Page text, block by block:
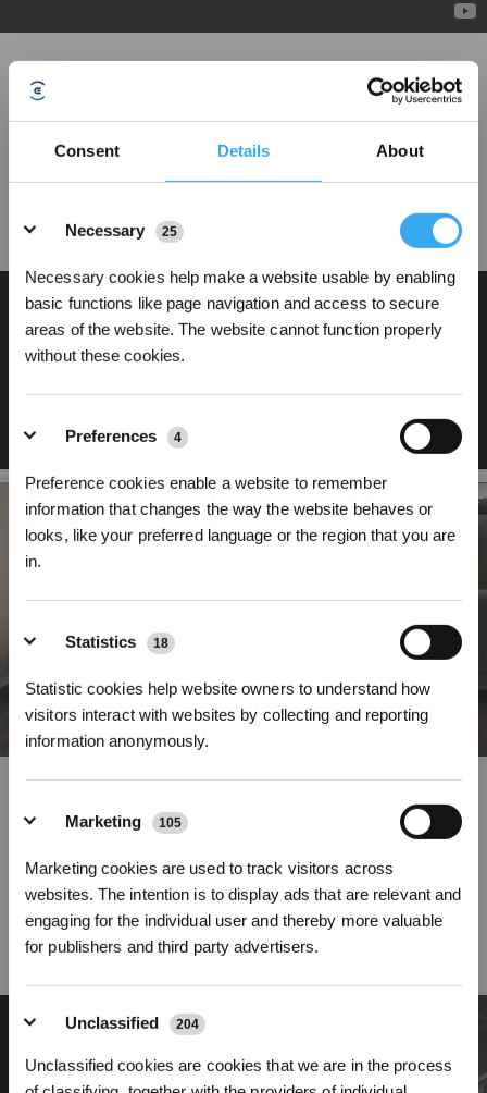
Consent Details About
Necessary
25
Necessary cookies help make a website usable by enabling
basic functions like page navigation and access to secure
areas of the website. The website cannot function properly
without these cookies.
Preferences 4
Preference cookies enable a website to remember
information that changes the way the website behaves or
looks, like your preferred language or the region that you are
in.
Statistics 18
Statistic cookies help website owners to understand how
visitors interact with websites by collecting and reporting
information anonymously.
Marketing 105
Marketing cookies are used to track visitors across
websites. The intention is to display ads that are relevant and
engaging for the individual user and thereby more valuable
for publishers and third party advertisers.
Unclassified 204
Unclassified cookies are cookies that we are in the process
Connaît votre maison, connaît le
Grâce à une gamme complète de capteurs et à un algorithme SLAM
que votre robot sache où il a nettoyé et où il n'a pas nettoyé, pour un
nettoyage plus efficace et plus facile.
Offre plus de possibilités au
nettoyage des sols
Avec Smart Navi 3.0, ECOVACS vous propose plus de possibilités de
nettoyage personnalisé. De la gestion d’un parcours de nettoyage efficace, à
la définition d’une limite virtuelle ou à la création d’une zone de nettoyage,
toutes vos exigences seront satisfaites avec une performance de nettoyage
sans compromis.
* Les nouveaux inscrits peuvent utiliser 3000 points pour obtenir une réduction de 30
€ sur leur première commande lorsque le paiement dépasse 1000 €.